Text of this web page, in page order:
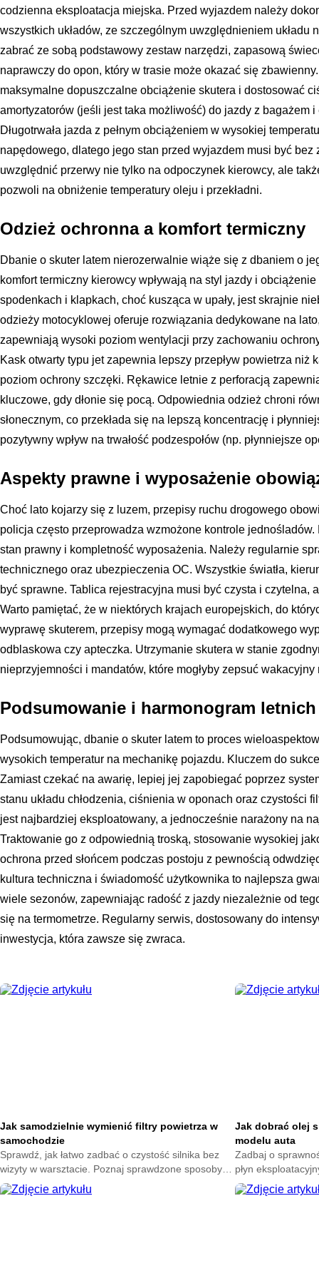
codzienna eksploatacja miejska. Przed wyjazdem należy
wszystkich układów, ze szczególnym uwzględnieniem układu
zabrać ze sobą podstawowy zestaw narzędzi, zapasową
naprawczy do opon, który w trasie może okazać się
maksymalne dopuszczalne obciążenie skutera i dostosować
amortyzatorów (jeśli jest taka możliwość) do jazdy z bagażem
Długotrwała jazda z pełnym obciążeniem w wysokiej
napędowego, dlatego jego stan przed wyjazdem musi być bez
uwzględnić przerwy nie tylko na odpoczynek kierowcy, ale
pozwoli na obniżenie temperatury oleju i przekładni.
Odzież ochronna a komfort termiczny
Dbanie o skuter latem nierozerwalnie wiąże się z dbaniem o
komfort termiczny kierowcy wpływają na styl jazdy i
spodenkach i klapkach, choć kusząca w upały, jest skrajnie
odzieży motocyklowej oferuje rozwiązania dedykowane na
zapewniają wysoki poziom wentylacji przy zachowaniu
Kask otwarty typu jet zapewnia lepszy przepływ powietrza niż
poziom ochrony szczęki. Rękawice letnie z perforacją
kluczowe, gdy dłonie się pocą. Odpowiednia odzież chroni
słonecznym, co przekłada się na lepszą koncentrację i
pozytywny wpływ na trwałość podzespołów (np. płynniejsze
Aspekty prawne i wyposażenie
Choć lato kojarzy się z luzem, przepisy ruchu drogowego
policja często przeprowadza wzmożone kontrole
stan prawny i kompletność wyposażenia. Należy regularnie
technicznego oraz ubezpieczenia OC. Wszystkie światła,
być sprawne. Tablica rejestracyjna musi być czysta i czytelna,
Warto pamiętać, że w niektórych krajach europejskich, do
wyprawę skuterem, przepisy mogą wymagać dodatkowego
odblaskowa czy apteczka. Utrzymanie skutera w stanie
nieprzyjemności i mandatów, które mogłyby zepsuć wakacyjny
Podsumowanie i harmonogram
Podsumowując, dbanie o skuter latem to proces
wysokich temperatur na mechanikę pojazdu. Kluczem do
Zamiast czekać na awarię, lepiej jej zapobiegać poprzez
stanu układu chłodzenia, ciśnienia w oponach oraz czystości
jest najbardziej eksploatowany, a jednocześnie narażony na
Traktowanie go z odpowiednią troską, stosowanie wysokiej
ochrona przed słońcem podczas postoju z pewnością
kultura techniczna i świadomość użytkownika to najlepsza
wiele sezonów, zapewniając radość z jazdy niezależnie od
się na termometrze. Regularny serwis, dostosowany do
inwestycja, która zawsze się zwraca.
Jak samodzielnie wymienić filtry powietrza w
samochodzie
Sprawdź, jak łatwo zadbać o czystość silnika bez
wizyty w warsztacie. Poznaj sprawdzone sposoby
na wybór dobrych części i uniknij kosztownych
pomyłek przy ich wymianie.
Jak dobrać olej
modelu auta
Zadbaj o
płyn
dowiedz się, jak
swojego